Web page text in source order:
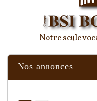
Notre seule
Nos annonces